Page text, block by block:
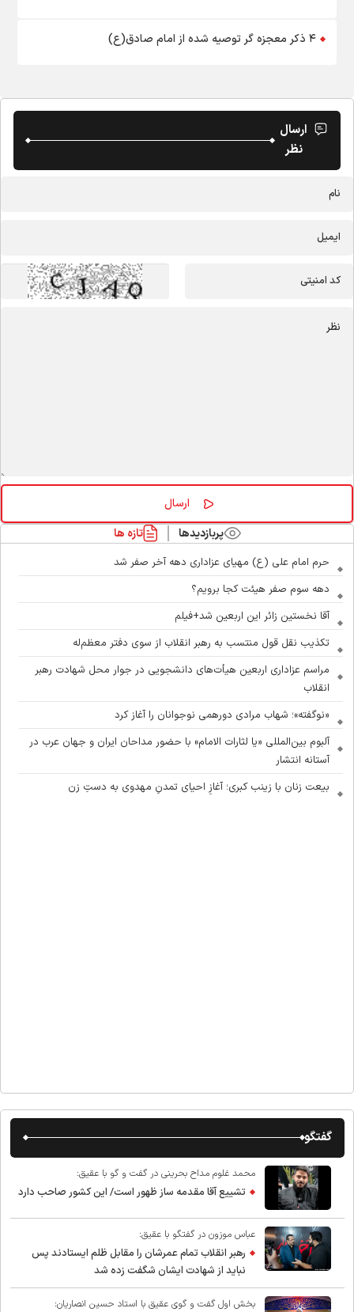
۴ ذکر معجزه گر توصیه شده از امام صادق(ع)
ارسال
نظر
پربازدیدها تازه ها
حرم امام علی (ع) مهیای عزاداری دهه آخر صفر شد
دهه سوم صفر هیئت کجا برویم؟
آقا نخستین زائر این اربعین شد+فیلم
تکذیب نقل قول منتسب به رهبر انقلاب از سوی دفتر معظم‌له
مراسم عزاداری اربعین هیأت‌های دانشجویی در جوار محل شهادت رهبر
انقلاب
«نوگفته»؛ شهاب مرادی دورهمی نوجوانان را آغاز کرد
آلبوم بین‌المللی «یا لثارات الامام» با حضور مداحان ایران و جهان عرب در
آستانه انتشار
بیعت زنان با زینب کبری؛ آغازِ احیای تمدنِ مهدوی به دستِ زن
گفتگو
محمد غلوم مداح بحرینی در گفت و گو با عقیق:
تشییع آقا مقدمه ساز ظهور است/ این کشور صاحب دارد
عباس موزون در گفتگو با عقیق:
رهبر انقلاب تمام عمرشان را مقابل ظلم ایستادند پس
نباید از شهادت ایشان شگفت زده شد
بخش اول گفت و گوی عقیق با استاد حسین انصاریان: